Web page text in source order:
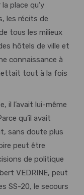
place qu’y
les récits de
tous les milieux
hôtels de ville et
connaissance à
tout à la fois
il l’avait lui-même
qu’il avait
sans doute plus
peut être
de politique
VEDRINE, peut
SS-20, le secours